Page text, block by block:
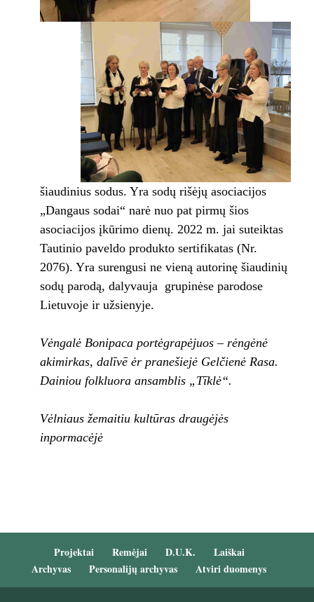
šiaudinius sodus. Yra sodų rišėjų asociacijos
„Dangaus sodai“ narė nuo pat pirmų šios
asociacijos įkūrimo dienų. 2022 m. jai suteiktas
Tautinio paveldo produkto sertifikatas (Nr.
2076). Yra surengusi ne vieną autorinę šiaudinių
sodų parodą, dalyvauja grupinėse parodose
Lietuvoje ir užsienyje.
Vėngalė Bonipaca portėgrapėjuos – rėngėnė
akimirkas, dalīvē ėr pranešiejė Gelčienė Rasa.
Dainiou folkluora ansamblis „Tīklė“.
Vėlniaus žemaitiu kultūras draugėjės
inpormacėjė
Projektai Remėjai D.U.K.
Laiškai
Archyvas
Personalijų archyvas Atviri duomenys